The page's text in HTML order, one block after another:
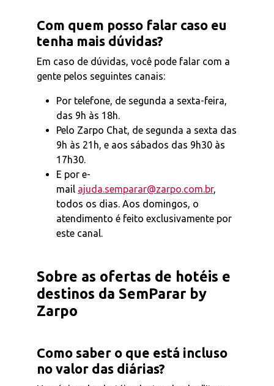
Com quem posso falar caso eu
tenha mais dúvidas?
Em caso de dúvidas, você pode falar com a
gente pelos seguintes canais:
Por telefone, de segunda a sexta-feira,
das 9h às 18h.
Pelo Zarpo Chat, de segunda a sexta das
9h às 21h, e aos sábados das 9h30 às
17h30.
E por e-
mail ajuda.semparar@zarpo.com.br,
todos os dias. Aos domingos, o
atendimento é feito exclusivamente por
este canal.
Sobre as ofertas de hotéis e
destinos da SemParar by
Zarpo
Como saber o que está incluso
no valor das diárias?